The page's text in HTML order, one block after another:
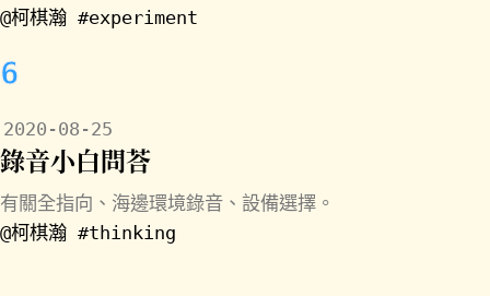
@柯棋瀚 #experiment
6
2020-08-25
錄音小白問荅
有關全指向、海邊環境錄音、設備選擇。
@柯棋瀚 #thinking